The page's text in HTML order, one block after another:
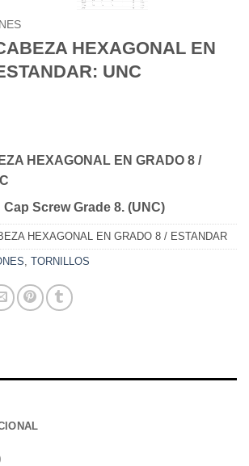
HEXAGONAL EN
UNC
HEXAGONAL EN GRADO 8 /
Screw Grade 8. (UNC)
HEXAGONAL EN GRADO 8 / ESTANDAR
, TORNILLOS